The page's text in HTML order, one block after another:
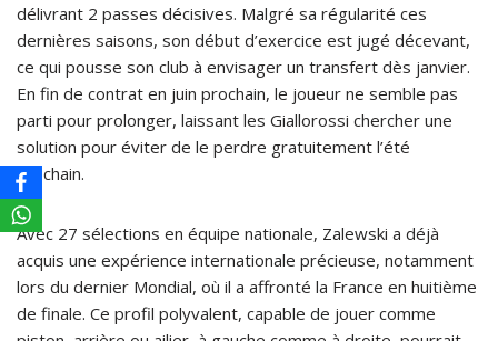
délivrant 2 passes décisives. Malgré sa régularité ces
dernières saisons, son début d’exercice est jugé décevant,
ce qui pousse son club à envisager un transfert dès janvier.
En fin de contrat en juin prochain, le joueur ne semble pas
parti pour prolonger, laissant les Giallorossi chercher une
solution pour éviter de le perdre gratuitement l’été
prochain.
Avec 27 sélections en équipe nationale, Zalewski a déjà
acquis une expérience internationale précieuse, notamment
lors du dernier Mondial, où il a affronté la France en huitième
de finale. Ce profil polyvalent, capable de jouer comme